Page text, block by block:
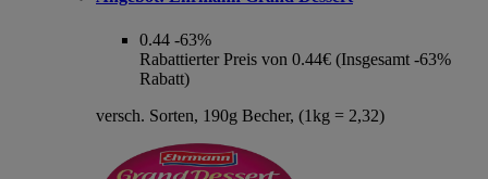
0.44 -63%
Rabattierter Preis von 0.44€ (Insgesamt -63%
Rabatt)
versch. Sorten, 190g Becher, (1kg = 2,32)